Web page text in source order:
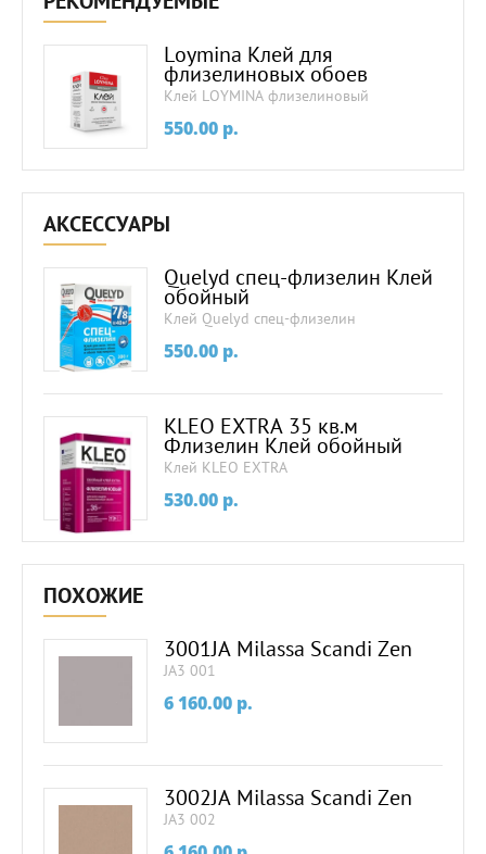
Loymina Клей для
флизелиновых обоев
Клей LOYMINA флизелиновый
550.00 p.
АКСЕССУАРЫ
Quelyd спец-флизелин Клей
обойный
Клей Quelyd спец-флизелин
550.00 p.
KLEO EXTRA 35 кв.м
Флизелин Клей обойный
Клей KLEO EXTRA
530.00 p.
ПОХОЖИЕ
3001JA Milassa Scandi Zen
JA3 001
6 160.00 p.
3002JA Milassa Scandi Zen
JA3 002